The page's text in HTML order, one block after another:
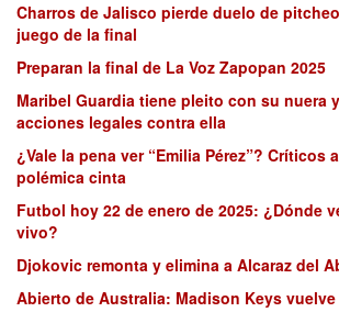
Charros de Jalisco pierde duelo de
juego de la final
Preparan la final de La Voz Zapopan 2025
Maribel Guardia tiene pleito con su nuera
acciones legales contra ella
¿Vale la pena ver “Emilia Pérez”? Críticos
polémica cinta
Futbol hoy 22 de enero de 2025: ¿Dónde
vivo?
Djokovic remonta y elimina a Alcaraz del
Abierto de Australia: Madison Keys